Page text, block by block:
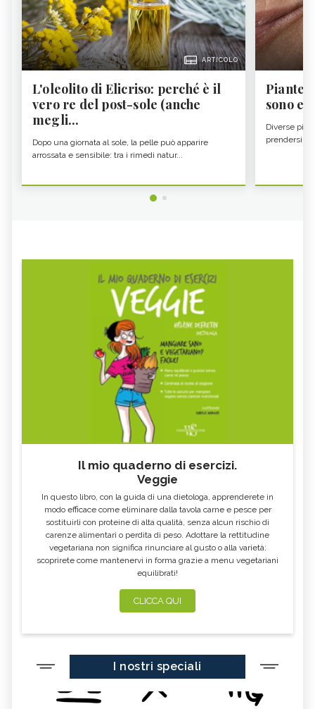
ARTICOLO
L'oleolito di Elicriso: perché è il
vero re del post-sole (anche
megli...
Dopo una giornata al sole, la pelle può apparire
arrossata e sensibile: tra i rimedi natur...
Piante
sono e
Diverse
prendersi
Il mio quaderno di esercizi.
Veggie
In questo libro, con la guida di una dietologa, apprenderete in
modo efficace come eliminare dalla tavola carne e pesce per
sostituirli con proteine di alta qualità, senza alcun rischio di
carenze alimentari o perdita di peso. Adottare la rettitudine
vegetariana non significa rinunciare al gusto o alla varietà:
scoprirete come mantenervi in forma grazie a menu vegetariani
equilibrati!
CLICCA QUI
I nostri speciali